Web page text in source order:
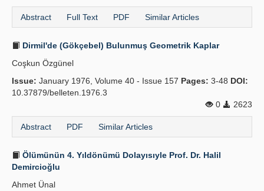
Abstract Full Text PDF Similar Articles
Dirmil'de (Gökçebel) Bulunmuş Geometrik Kaplar
Coşkun Özgünel
Issue: January 1976, Volume 40 - Issue 157 Pages: 3-48 DOI:
10.37879/belleten.1976.3
0
2623
Abstract PDF Similar Articles
Ölümünün 4. Yıldönümü Dolayısıyle Prof. Dr. Halil
Demircioğlu
Ahmet Ünal